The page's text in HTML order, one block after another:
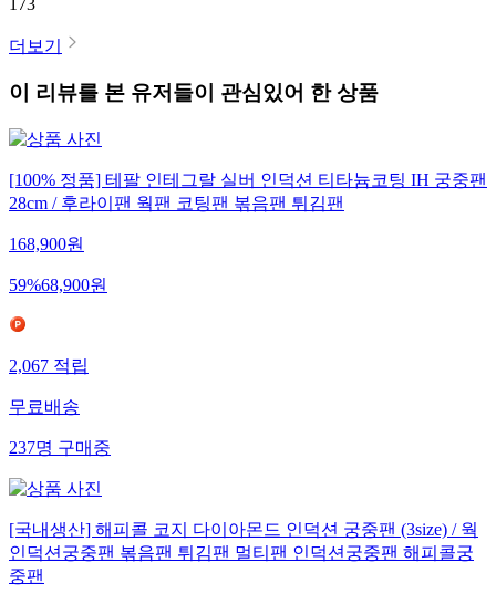
더보기
이 리뷰를 본 유저들이 관심있어 한 상품
[100% 정품] 테팔 인테그랄 실버 인덕션 티타늄코팅 IH 궁중팬
28cm / 후라이팬 웍팬 코팅팬 볶음팬 튀김팬
168,900원
59%68,900원
2,067 적립
무료배송
237명 구매중
[국내생산] 해피콜 코지 다이아몬드 인덕션 궁중팬 (3size) / 웍
인덕션궁중팬 볶음팬 튀김팬 멀티팬 인덕션궁중팬 해피콜궁
중팬